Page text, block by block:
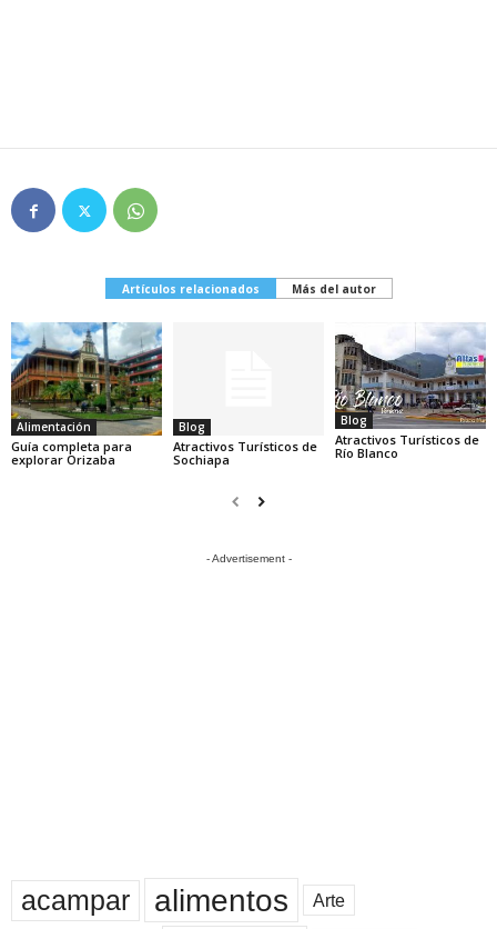
Artículos relacionados Más del autor
Alimentación
Guía completa para
explorar Orizaba
Blog
Atractivos Turísticos de
Sochiapa
Blog
Atractivos Turísticos de
Río Blanco
- Advertisement -
acampar alimentos Arte